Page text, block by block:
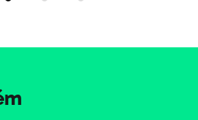
as palavras relacionadas à